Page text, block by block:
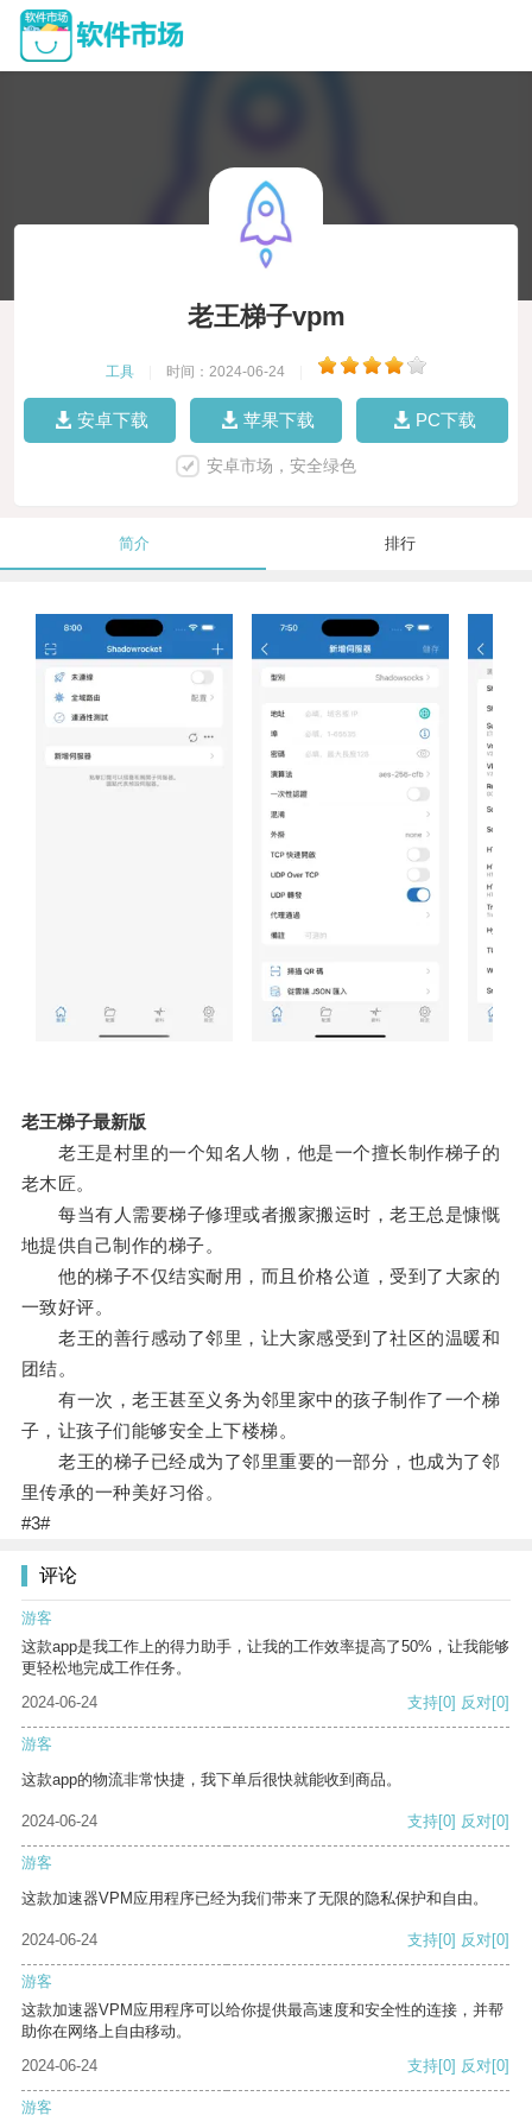
老王梯子vpm
工具 时间：2024-06-24
安卓下载 苹果下载 PC下载
安卓市场，安全绿色
简介 排行
老王梯子最新版
老王是村里的一个知名人物，他是一个擅长制作梯子的
老木匠。
每当有人需要梯子修理或者搬家搬运时，老王总是慷慨
地提供自己制作的梯子。
他的梯子不仅结实耐用，而且价格公道，受到了大家的
一致好评。
老王的善行感动了邻里，让大家感受到了社区的温暖和
团结。
有一次，老王甚至义务为邻里家中的孩子制作了一个梯
子，让孩子们能够安全上下楼梯。
老王的梯子已经成为了邻里重要的一部分，也成为了邻
里传承的一种美好习俗。
#3#
评论
游客
这款app是我工作上的得力助手，让我的工作效率提高了50%，让我能够
更轻松地完成工作任务。
2024-06-24
支持[0] 反对[0]
游客
这款app的物流非常快捷，我下单后很快就能收到商品。
2024-06-24 支持[0] 反对[0]
游客
这款加速器VPM应用程序已经为我们带来了无限的隐私保护和自由。
2024-06-24 支持[0] 反对[0]
游客
这款加速器VPM应用程序可以给你提供最高速度和安全性的连接，并帮
助你在网络上自由移动。
2024-06-24
支持[0] 反对[0]
游客